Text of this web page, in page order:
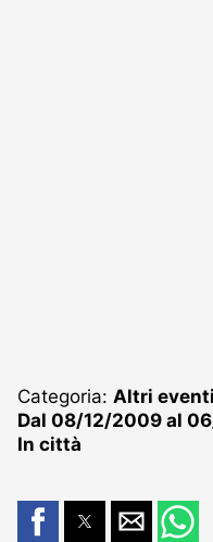
Categoria: Altri eventi
Dal 08/12/2009 al
In città